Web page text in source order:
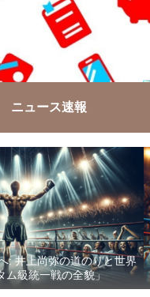
ニュース速報
: 井上尚弥の道のりと世界
ム級統一戦の全貌」